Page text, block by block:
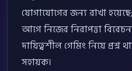
যোগাযোগের জন্য রাখা
আগে নিজের নিরাপত্তা
দায়িত্বশীল গেমিং নিয়ে প্রশ্ন
সহায়ক।